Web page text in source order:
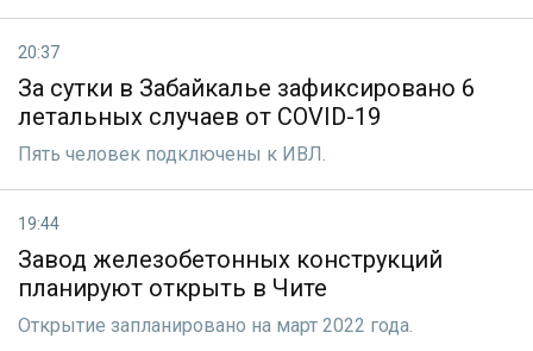
20:37
За сутки в Забайкалье зафиксировано 6
летальных случаев от COVID-19
Пять человек подключены к ИВЛ.
19:44
Завод железобетонных конструкций
планируют открыть в Чите
Открытие запланировано на март 2022 года.